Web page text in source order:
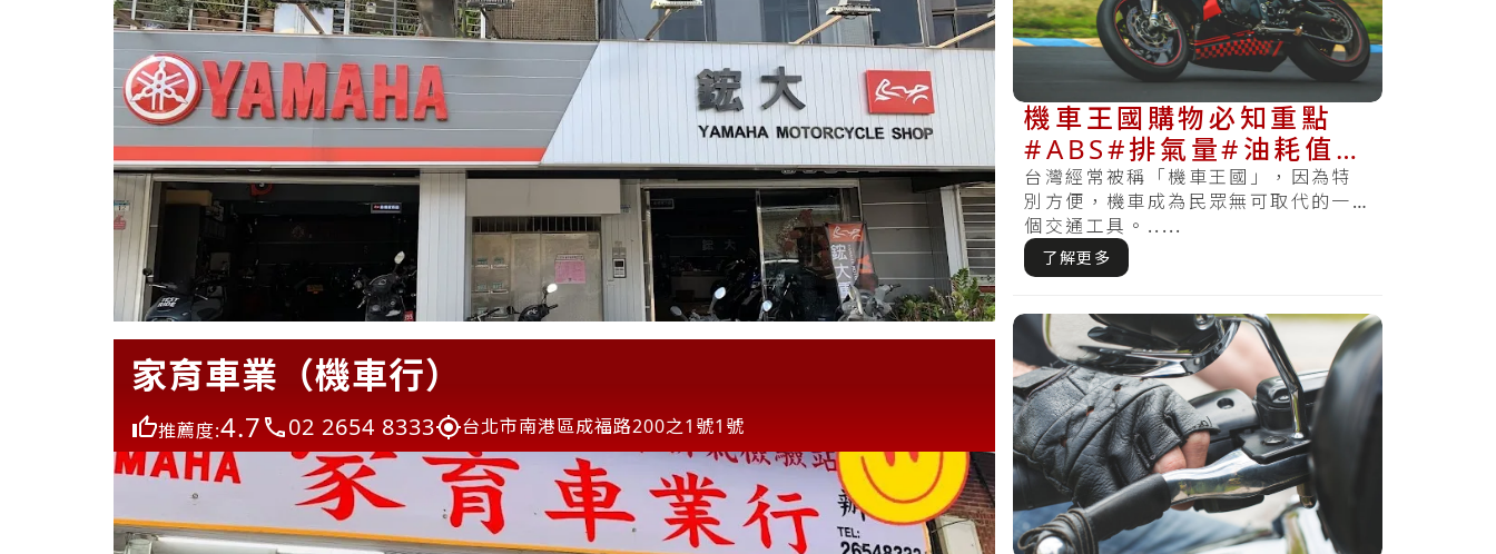
家育車業（機車行）
推薦度:4.7 02 2654 8333 台北市南港區成福路200之1號1號
機車王國購物必知重點
#ABS#排氣量#油耗值#
政府補助#機車舊換新
台灣經常被稱「機車王國」，因為特
別方便，機車成為民眾無可取代的一
個交通工具。.....
了解更多